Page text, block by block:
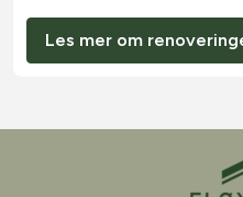
Les mer om